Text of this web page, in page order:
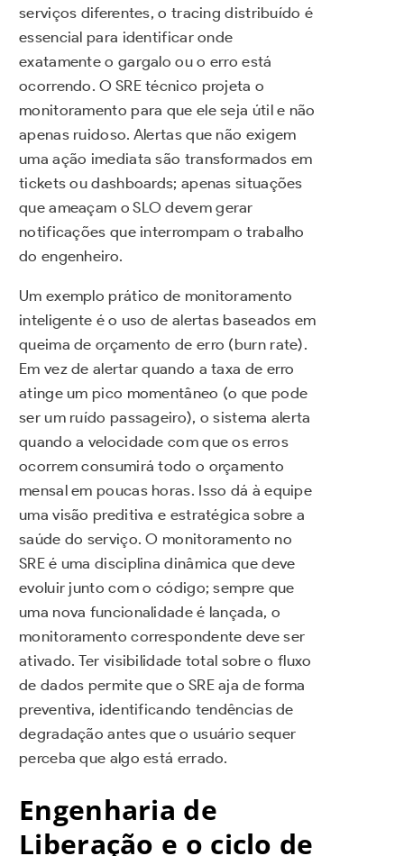
serviços diferentes, o tracing distribuído é
essencial para identificar onde
exatamente o gargalo ou o erro está
ocorrendo. O SRE técnico projeta o
monitoramento para que ele seja útil e não
apenas ruidoso. Alertas que não exigem
uma ação imediata são transformados em
tickets ou dashboards; apenas situações
que ameaçam o SLO devem gerar
notificações que interrompam o trabalho
do engenheiro.
Um exemplo prático de monitoramento
inteligente é o uso de alertas baseados em
queima de orçamento de erro (burn rate).
Em vez de alertar quando a taxa de erro
atinge um pico momentâneo (o que pode
ser um ruído passageiro), o sistema alerta
quando a velocidade com que os erros
ocorrem consumirá todo o orçamento
mensal em poucas horas. Isso dá à equipe
uma visão preditiva e estratégica sobre a
saúde do serviço. O monitoramento no
SRE é uma disciplina dinâmica que deve
evoluir junto com o código; sempre que
uma nova funcionalidade é lançada, o
monitoramento correspondente deve ser
ativado. Ter visibilidade total sobre o fluxo
de dados permite que o SRE aja de forma
preventiva, identificando tendências de
degradação antes que o usuário sequer
perceba que algo está errado.
Engenharia de
Liberação e o ciclo de